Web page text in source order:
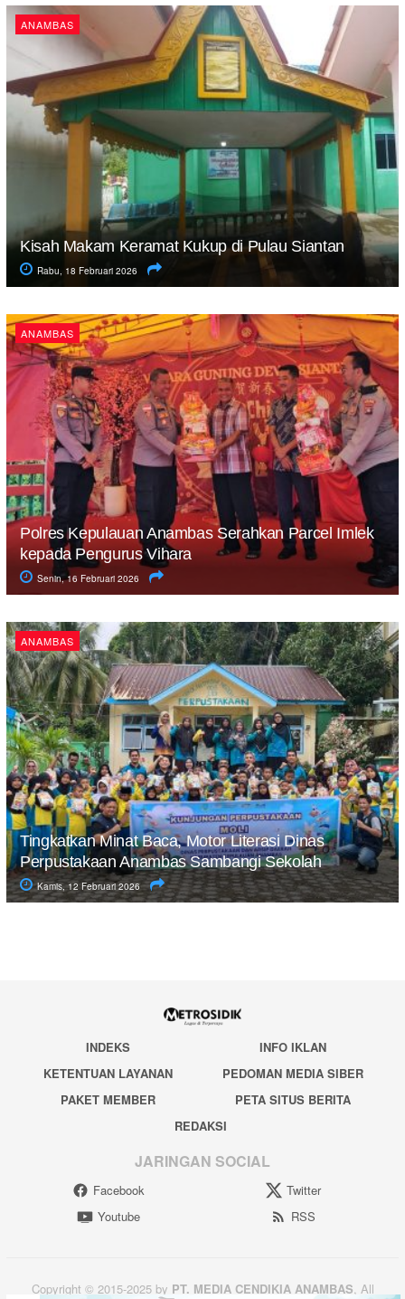
ANAMBAS
Kisah Makam Keramat Kukup di Pulau Siantan
Rabu, 18 Februari 2026
ANAMBAS
Polres Kepulauan Anambas Serahkan Parcel Imlek
kepada Pengurus Vihara
Senin, 16 Februari 2026
ANAMBAS
Tingkatkan Minat Baca, Motor Literasi Dinas
Perpustakaan Anambas Sambangi Sekolah
Kamis, 12 Februari 2026
INDEKS
INFO IKLAN
KETENTUAN LAYANAN
PEDOMAN MEDIA SIBER
PAKET MEMBER
PETA SITUS BERITA
REDAKSI
JARINGAN SOCIAL
Facebook
Twitter
Youtube
RSS
Copyright © 2015-2025 by PT. MEDIA CENDIKIA ANAMBAS , All